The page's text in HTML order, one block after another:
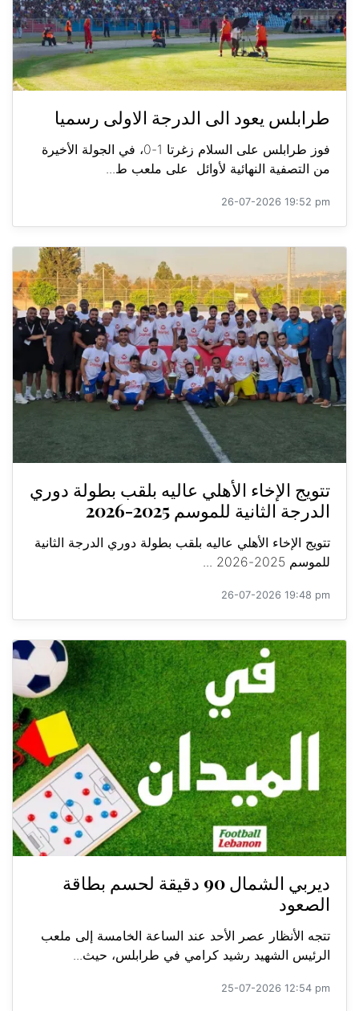
طرابلس يعود الى الدرجة الاولى رسميا
فوز طرابلس على السلام زغرتا 1-0، في الجولة الأخيرة
من التصفية النهائية لأوائل على ملعب ط...
26-07-2026 19:52 pm
تتويج الإخاء الأهلي عاليه بلقب بطولة دوري
الدرجة الثانية للموسم 2025-2026
تتويج الإخاء الأهلي عاليه بلقب بطولة دوري الدرجة الثانية
للموسم 2025-2026 ...
26-07-2026 19:48 pm
ديربي الشمال 90 دقيقة لحسم بطاقة
الصعود
تتجه الأنظار عصر الأحد عند الساعة الخامسة إلى ملعب
الرئيس الشهيد رشيد كرامي في طرابلس، حيث...
25-07-2026 12:54 pm